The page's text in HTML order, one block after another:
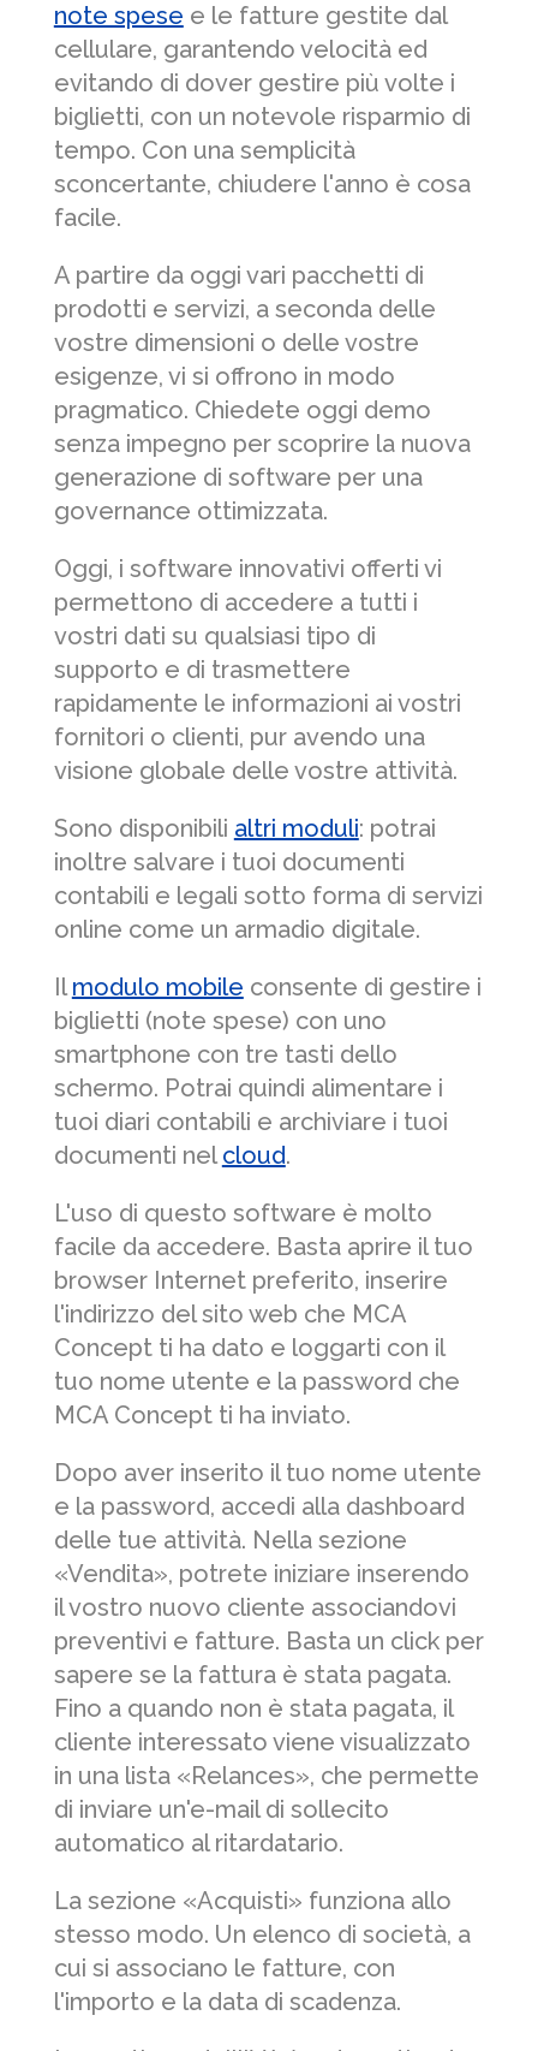
note spese e le fatture gestite dal
cellulare, garantendo velocità ed
evitando di dover gestire più volte i
biglietti, con un notevole risparmio di
tempo. Con una semplicità
sconcertante, chiudere l'anno è cosa
facile.
A partire da oggi vari pacchetti di
prodotti e servizi, a seconda delle
vostre dimensioni o delle vostre
esigenze, vi si offrono in modo
pragmatico. Chiedete oggi demo
senza impegno per scoprire la nuova
generazione di software per una
governance ottimizzata.
Oggi, i software innovativi offerti vi
permettono di accedere a tutti i
vostri dati su qualsiasi tipo di
supporto e di trasmettere
rapidamente le informazioni ai vostri
fornitori o clienti, pur avendo una
visione globale delle vostre attività.
Sono disponibili altri moduli: potrai
inoltre salvare i tuoi documenti
contabili e legali sotto forma di servizi
online come un armadio digitale.
Il modulo mobile consente di gestire i
biglietti (note spese) con uno
smartphone con tre tasti dello
schermo. Potrai quindi alimentare i
tuoi diari contabili e archiviare i tuoi
documenti nel cloud.
L'uso di questo software è molto
facile da accedere. Basta aprire il tuo
browser Internet preferito, inserire
l'indirizzo del sito web che MCA
Concept ti ha dato e loggarti con il
tuo nome utente e la password che
MCA Concept ti ha inviato.
Dopo aver inserito il tuo nome utente
e la password, accedi alla dashboard
delle tue attività. Nella sezione
«Vendita», potrete iniziare inserendo
il vostro nuovo cliente associandovi
preventivi e fatture. Basta un click per
sapere se la fattura è stata pagata.
Fino a quando non è stata pagata, il
cliente interessato viene visualizzato
in una lista «Relances», che permette
di inviare un'e-mail di sollecito
automatico al ritardatario.
La sezione «Acquisti» funziona allo
stesso modo. Un elenco di società, a
cui si associano le fatture, con
l'importo e la data di scadenza.